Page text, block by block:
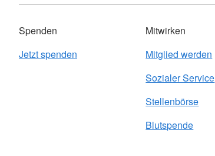
Spenden
Jetzt spenden
Mitwirken
Mitglied werden
Sozialer Service
Stellenbörse
Blutspende